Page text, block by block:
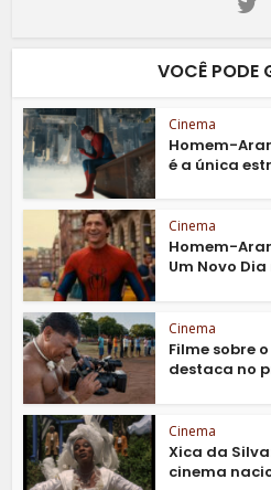
VOCÊ PODE
Cinema
Homem-
é a única
Cinema
Homem-
Um Novo
Cinema
Filme sobre
destaca no
Cinema
Xica da
cinema